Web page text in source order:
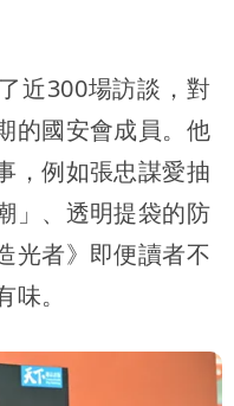
近300場訪談，對
的國安會成員。他
，例如張忠謀愛抽
」、透明提袋的防
光者》即便讀者不
。